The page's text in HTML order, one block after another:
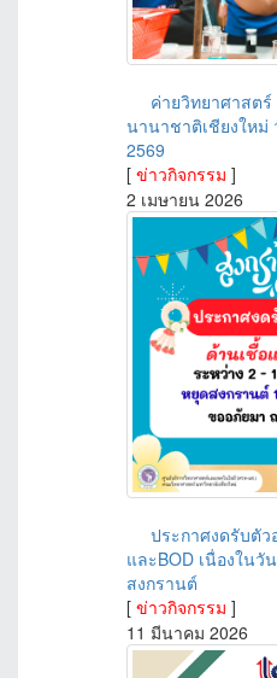
ค่ายวิทยาศาสตร์
นานาชาติเชียงใหม่
2569
[ ข่าวกิจกรรม ]
2 เมษายน 2026
ประกาศงดรับตัว
และBOD เนื่องในวั
สงกรานต์
[ ข่าวกิจกรรม ]
11 มีนาคม 2026